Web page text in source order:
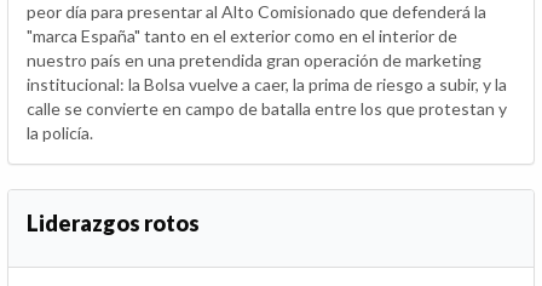
peor día para presentar al Alto Comisionado que defenderá la
"marca España" tanto en el exterior como en el interior de
nuestro país en una pretendida gran operación de marketing
institucional: la Bolsa vuelve a caer, la prima de riesgo a subir, y la
calle se convierte en campo de batalla entre los que protestan y
la policía.
Liderazgos rotos